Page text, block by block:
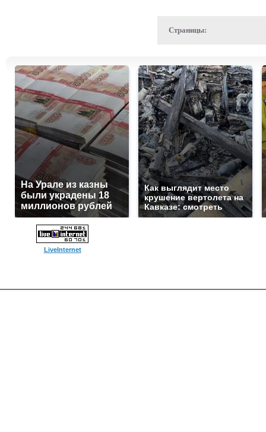
Страницы:
На Урале из казны
были украдены 18
миллионов рублей
Как выглядит место
крушение вертолета на
Кавказе: смотреть
LiveInternet